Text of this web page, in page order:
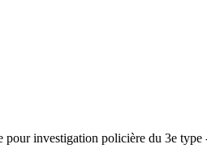
pour investigation policière du 3e